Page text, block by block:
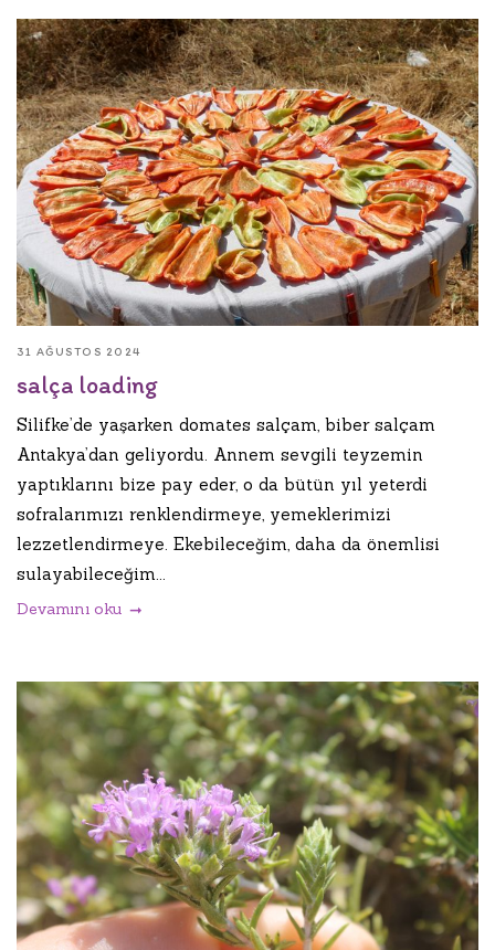
31 AĞUSTOS 2024
salça loading
Silifke’de yaşarken domates salçam, biber salçam
Antakya’dan geliyordu. Annem sevgili teyzemin
yaptıklarını bize pay eder, o da bütün yıl yeterdi
sofralarımızı renklendirmeye, yemeklerimizi
lezzetlendirmeye. Ekebileceğim, daha da önemlisi
sulayabileceğim...
Devamını oku